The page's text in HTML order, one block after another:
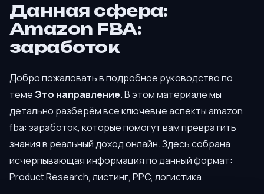
Данная сфера:
Amazon FBA:
заработок
Добро пожаловать в подробное руководство по
темеЭто направление. В этом материале мы
детально разберём все ключевые аспекты amazon
fba: заработок, которые помогут вам превратить
знания в реальный доход онлайн. Здесь собрана
исчерпывающая информация по данный формат:
Product Research, листинг, PPC, логистика.